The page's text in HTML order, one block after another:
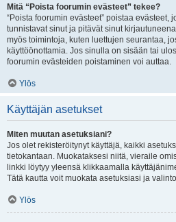
Mitä “Poista foorumin evästeet” tekee?
“Poista foorumin evästeet” poistaa evästeet,
tunnistavat sinut ja pitävät sinut
myös toimintoja, kuten luettujen seurantaa,
käyttöönottamia. Jos sinulla on sisään tai
foorumin evästeiden poistaminen voi auttaa.
Ylös
Käyttäjän asetukset
Miten muutan asetuksiani?
Jos olet rekisteröitynyt käyttäjä, kaikki
tietokantaan. Muokataksesi niitä, vieraile
linkki löytyy yleensä klikkaamalla
Tätä kautta voit muokata asetuksiasi ja
Ylös